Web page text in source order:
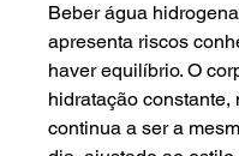
Beber água
apresenta riscos
haver equilíbrio. O
hidratação
continua a ser a